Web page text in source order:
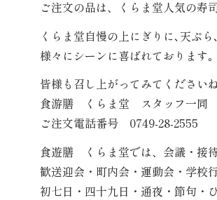
ご注文の品は、くらま堂人気の寿
くらま堂自慢の上にぎりに､天ぷ
様々にシーンに喜ばれております｡
皆様も召し上がってみてくださいね
食游膳 くらま堂 スタッフ一同
ご注文電話番号 0749-28-2555
食遊膳 くらま堂では、会議・接
歓送迎会・町内会・運動会・学校
初七日・四十九日・通夜・節句・